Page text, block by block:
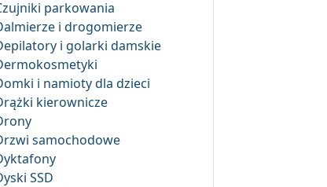
parkowania
i drogomierze
i golarki damskie
i namioty dla dzieci
kierownicze
samochodowe
SSD